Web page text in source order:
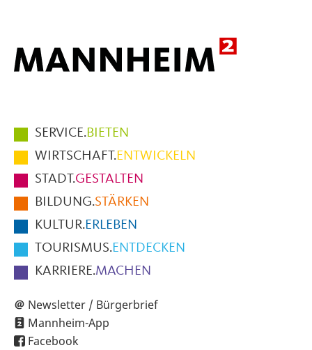
Hauptmenüpunkte
im
Fußbereich
der
Seite
SERVICE.BIETEN
WIRTSCHAFT.ENTWICKELN
STADT.GESTALTEN
BILDUNG.STÄRKEN
KULTUR.ERLEBEN
TOURISMUS.ENTDECKEN
KARRIERE.MACHEN
Newsletter / Bürgerbrief
Mannheim-App
Facebook